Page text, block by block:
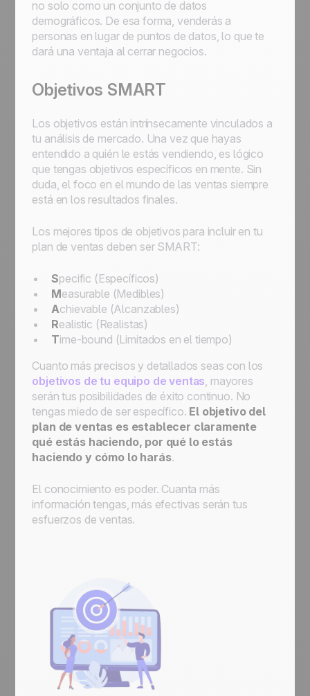
no solo como un conjunto de datos
demográficos. De esa forma, venderás a
personas en lugar de puntos de datos, lo que te
dará una ventaja al cerrar negocios.
Objetivos SMART
Los objetivos están intrínsecamente vinculados a
tu análisis de mercado. Una vez que hayas
entendido a quién le estás vendiendo, es lógico
que tengas objetivos específicos en mente. Sin
duda, el foco en el mundo de las ventas siempre
está en los resultados finales.
Los mejores tipos de objetivos para incluir en tu
plan de ventas deben ser SMART:
Specific (Específicos)
Measurable (Medibles)
Achievable (Alcanzables)
Realistic (Realistas)
Time-bound (Limitados en el tiempo)
Cuanto más precisos y detallados seas con los
objetivos de tu equipo de ventas, mayores
serán tus posibilidades de éxito continuo. No
tengas miedo de ser específico. El objetivo del
plan de ventas es establecer claramente
qué estás haciendo, por qué lo estás
haciendo y cómo lo harás.
El conocimiento es poder. Cuanta más
información tengas, más efectivas serán tus
esfuerzos de ventas.